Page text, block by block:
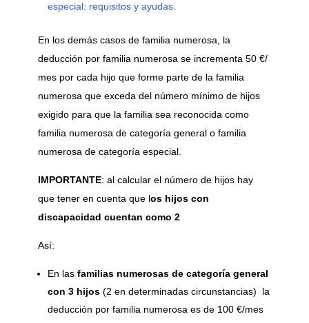
especial: requisitos y ayudas.
En los demás casos de familia numerosa, la
deducción por familia numerosa se incrementa 50 €/
mes por cada hijo que forme parte de la familia
numerosa que exceda del número mínimo de hijos
exigido para que la familia sea reconocida como
familia numerosa de categoría general o familia
numerosa de categoría especial.
IMPORTANTE: al calcular el número de hijos hay
que tener en cuenta que los hijos con
discapacidad cuentan como 2
Así:
En las familias numerosas de categoría general
con 3 hijos (2 en determinadas circunstancias) la
deducción por familia numerosa es de 100 €/mes